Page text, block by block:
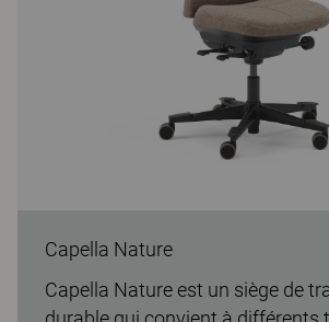
Capella Nature
Capella Nature est un siège de